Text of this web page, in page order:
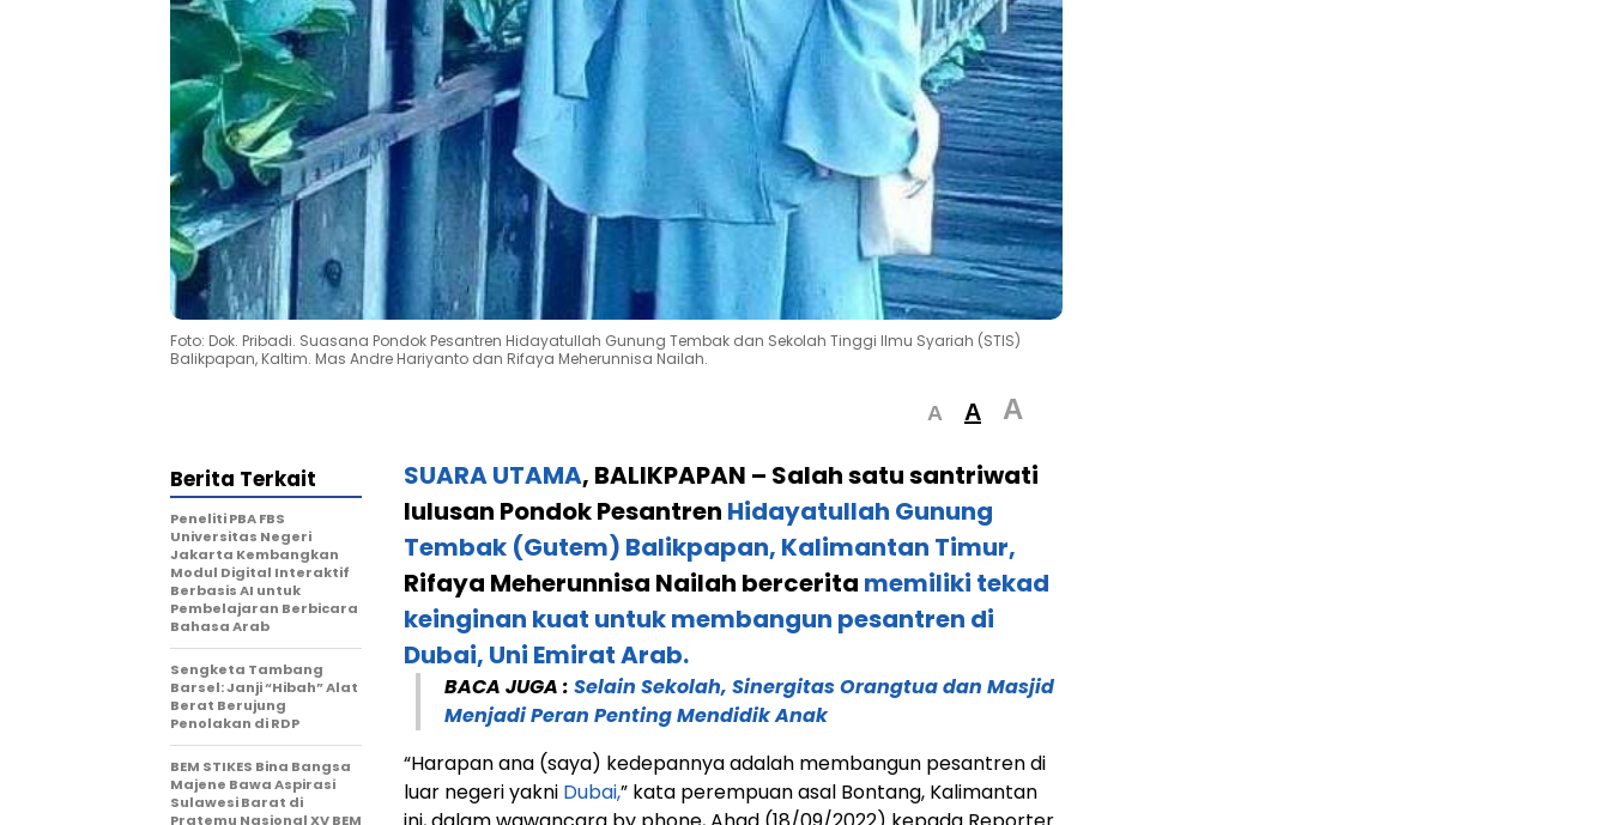
Foto: Dok. Pribadi. Suasana Pondok Pesantren Hidayatullah Gunung Tembak dan Sekolah Tinggi Ilmu Syariah (STIS)
Balikpapan, Kaltim. Mas Andre Hariyanto dan Rifaya Meherunnisa Nailah.
A A A
SUARA UTAMA, BALIKPAPAN – Salah satu santriwati
lulusan Pondok Pesantren Hidayatullah Gunung
Tembak (Gutem) Balikpapan, Kalimantan Timur,
Rifaya Meherunnisa Nailah bercerita memiliki tekad
keinginan kuat untuk membangun pesantren di
Dubai, Uni Emirat Arab.
BACA JUGA : Selain Sekolah, Sinergitas Orangtua dan Masjid
Menjadi Peran Penting Mendidik Anak
“Harapan ana (saya) kedepannya adalah membangun pesantren di
luar negeri yakni Dubai,” kata perempuan asal Bontang, Kalimantan
Berita Terkait
Peneliti PBA FBS
Universitas Negeri
Jakarta Kembangkan
Modul Digital Interaktif
Berbasis AI untuk
Pembelajaran Berbicara
Bahasa Arab
Sengketa Tambang
Barsel: Janji “Hibah” Alat
Berat Berujung
Penolakan di RDP
BEM STIKES Bina Bangsa
Majene Bawa Aspirasi
Sulawesi Barat di
Pratemu Nasional XV BEM